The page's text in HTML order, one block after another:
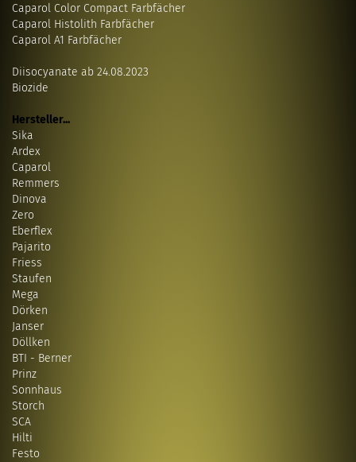
Caparol Color Compact Farbfächer
Caparol Histolith Farbfächer
Caparol A1 Farbfächer
Diisocyanate ab 24.08.2023
Biozide
Hersteller...
Sika
Ardex
Caparol
Remmers
Dinova
Zero
Eberflex
Pajarito
Friess
Staufen
Mega
Dörken
Janser
Döllken
BTI - Berner
Prinz
Sonnhaus
Storch
SCA
Hilti
Festo